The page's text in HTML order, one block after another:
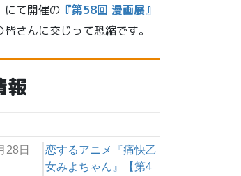
にて開催の 『第58回 漫画展』
さんに交じって恐縮です。
報
28日
恋するアニメ『痛快乙
女みよちゃん』【第4